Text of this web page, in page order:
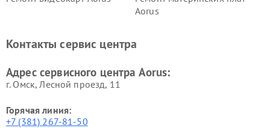
Aorus
Контакты сервис центра
Адрес сервисного центра Aorus:
г. Омск, ​Лесной проезд, 11
Горячая линия:
+7 (381) 267-81-50